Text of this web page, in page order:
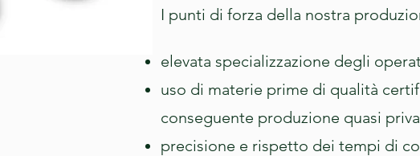
I punti di forza della nostra
elevata specializzazione degli
uso di materie prime di qualità
conseguente produzione quasi
precisione e rispetto dei tempi di